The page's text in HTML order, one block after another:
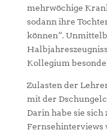
mehrwöchige
sodann ihre
können“.
Kollegium
Zulasten der
mit der
Darin habe sie
Fernsehinterviews